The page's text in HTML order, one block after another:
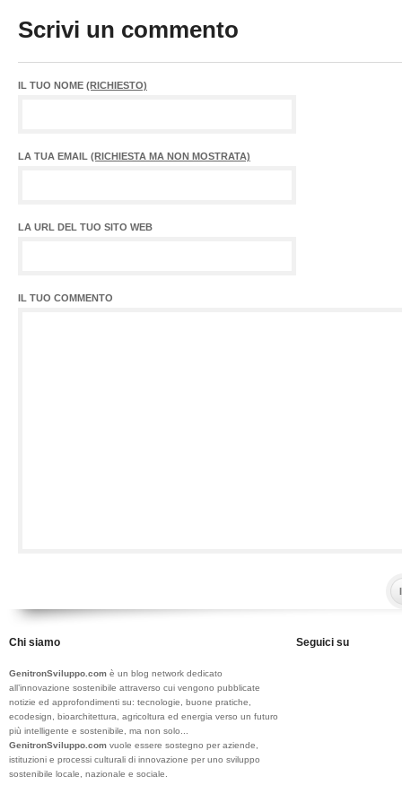
Scrivi un commento
IL TUO NOME (RICHIESTO)
LA TUA EMAIL (RICHIESTA MA NON MOSTRATA)
LA URL DEL TUO SITO WEB
IL TUO COMMENTO
Chi siamo
GenitronSviluppo.com è un blog network dedicato
all’innovazione sostenibile attraverso cui vengono pubblicate
notizie ed approfondimenti su: tecnologie, buone pratiche,
ecodesign, bioarchitettura, agricoltura ed energia verso un futuro
più intelligente e sostenibile, ma non solo...
GenitronSviluppo.com vuole essere sostegno per aziende,
istituzioni e processi culturali di innovazione per uno sviluppo
sostenibile locale, nazionale e sociale.
Seguici su